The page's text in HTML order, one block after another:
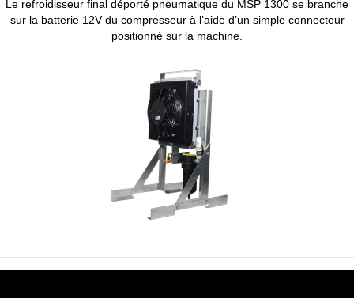
Le refroidisseur final déporté pneumatique du MSP 1300 se branche
sur la batterie 12V du compresseur à l’aide d’un simple connecteur
positionné sur la machine.